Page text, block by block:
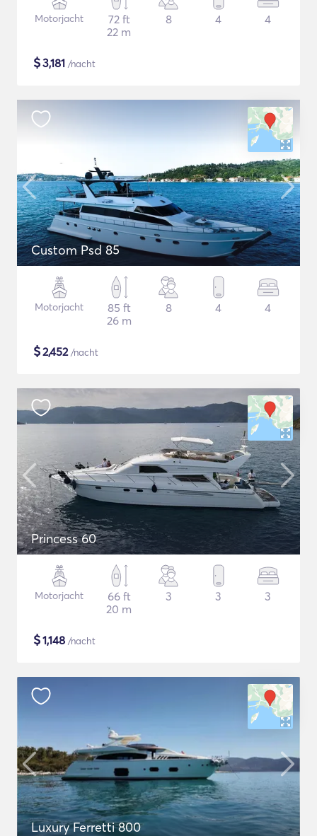
Motorjacht
72 ft
22 m
8 4 4
$3,181 /nacht
Custom Psd 85
Motorjacht
85 ft
26 m
8 4 4
$2,452/nacht
Princess 60
Motorjacht
66 ft
20 m
3 3 3
$1,148 /nacht
Luxury Ferretti 800